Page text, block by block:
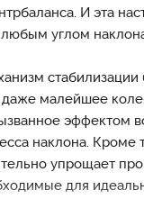
И эта
углом
стабилизации
даже малейшее
эффектом
наклона. Кроме
упрощает
для